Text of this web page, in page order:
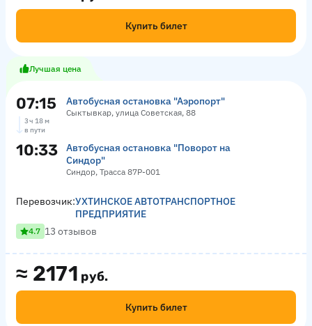
Купить билет
Лучшая цена
07:15 Автобусная остановка "Аэропорт"
Сыктывкар, улица Советская, 88
3 ч 18 м
в пути
10:33
Автобусная остановка "Поворот на
Синдор"
Синдор, Трасса 87Р-001
≈ 2171 руб.
Купить билет
Перевозчик:УХТИНСКОЕ АВТОТРАНСПОРТНОЕ
ПРЕДПРИЯТИЕ
4.7 13 отзывов